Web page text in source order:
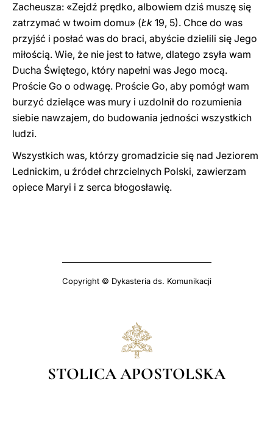
Zacheusza: «Zejdź prędko, albowiem dziś muszę się
zatrzymać w twoim domu» (Łk 19, 5). Chce do was
przyjść i posłać was do braci, abyście dzielili się Jego
miłością. Wie, że nie jest to łatwe, dlatego zsyła wam
Ducha Świętego, który napełni was Jego mocą.
Proście Go o odwagę. Proście Go, aby pomógł wam
burzyć dzielące was mury i uzdolnił do rozumienia
siebie nawzajem, do budowania jedności wszystkich
ludzi.
Wszystkich was, którzy gromadzicie się nad Jeziorem
Lednickim, u źródeł chrzcielnych Polski, zawierzam
opiece Maryi i z serca błogosławię.
Copyright © Dykasteria ds. Komunikacji
STOLICA APOSTOLSKA